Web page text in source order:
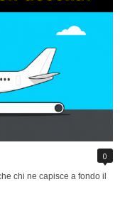
0
chi ne capisce a fondo il